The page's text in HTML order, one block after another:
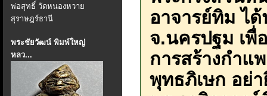
พ่อสุทธิ์ วัดหนองหวาย
สุราษฎร์ธานี
พระชัยวัฒน์ พิมพ์ใหญ่
หลว...
อาจารย์ทิม ไ
จ.นครปฐม เพื่
การสร้างกำแ
พุทธภิเษก อย่